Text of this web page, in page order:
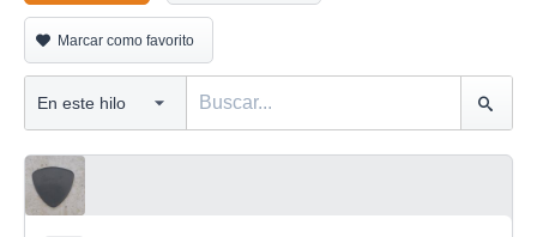
Marcar como favorito